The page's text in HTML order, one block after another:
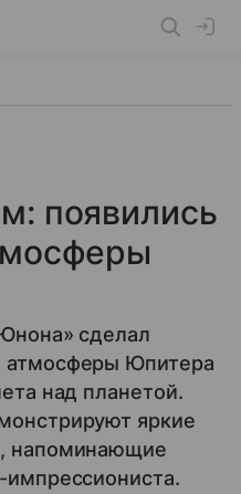
появились
сделал
атмосферы Юпитера
над планетой.
яркие
напоминающие
импрессиониста.